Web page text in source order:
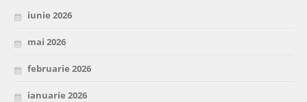
iunie 2026
mai 2026
februarie 2026
ianuarie 2026